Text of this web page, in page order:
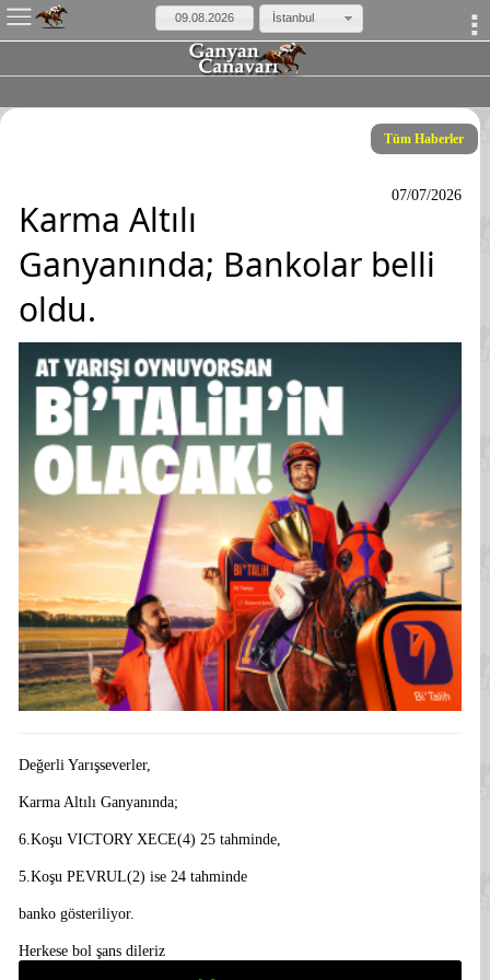
İstanbul
Tüm Haberler
07/07/2026
Karma Altılı
Ganyanında; Bankolar belli
oldu.
Değerli Yarışseverler,
Karma Altılı Ganyanında;
6.Koşu VICTORY XECE(4) 25 tahminde,
5.Koşu PEVRUL(2) ise 24 tahminde
banko gösteriliyor.
Herkese bol şans dileriz
×